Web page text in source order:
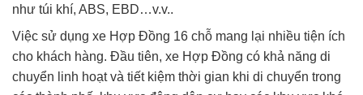
như túi khí, ABS, EBD…v.v..
Việc sử dụng xe Hợp Đồng 16 chỗ mang lại nhiều tiện ích
cho khách hàng. Đầu tiên, xe Hợp Đồng có khả năng di
chuyển linh hoạt và tiết kiệm thời gian khi di chuyển trong